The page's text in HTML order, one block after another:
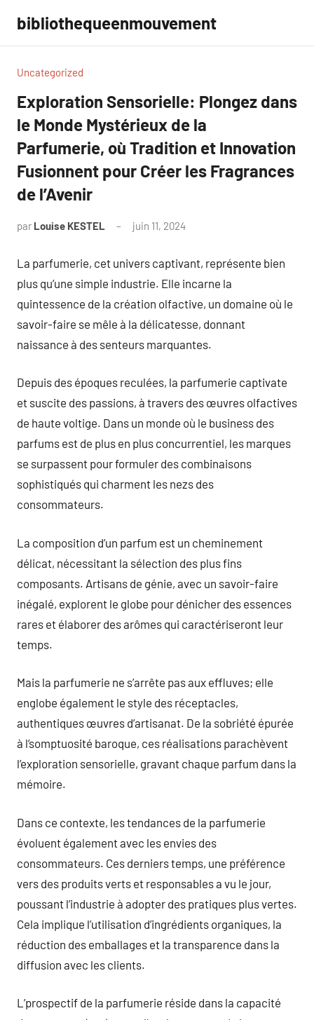
contenu
bibliothequeenmouvement
Uncategorized
Exploration Sensorielle: Plongez dans
le Monde Mystérieux de la
Parfumerie, où Tradition et Innovation
Fusionnent pour Créer les Fragrances
de l’Avenir
par Louise KESTEL juin 11, 2024
La parfumerie, cet univers captivant, représente bien
plus qu’une simple industrie. Elle incarne la
quintessence de la création olfactive, un domaine où le
savoir-faire se mêle à la délicatesse, donnant
naissance à des senteurs marquantes.
Depuis des époques reculées, la parfumerie captivate
et suscite des passions, à travers des œuvres olfactives
de haute voltige. Dans un monde où le business des
parfums est de plus en plus concurrentiel, les marques
se surpassent pour formuler des combinaisons
sophistiqués qui charment les nezs des
consommateurs.
La composition d’un parfum est un cheminement
délicat, nécessitant la sélection des plus fins
composants. Artisans de génie, avec un savoir-faire
inégalé, explorent le globe pour dénicher des essences
rares et élaborer des arômes qui caractériseront leur
temps.
Mais la parfumerie ne s’arrête pas aux effluves; elle
englobe également le style des réceptacles,
authentiques œuvres d’artisanat. De la sobriété épurée
à l’somptuosité baroque, ces réalisations parachèvent
l’exploration sensorielle, gravant chaque parfum dans la
mémoire.
Dans ce contexte, les tendances de la parfumerie
évoluent également avec les envies des
consommateurs. Ces derniers temps, une préférence
vers des produits verts et responsables a vu le jour,
poussant l’industrie à adopter des pratiques plus vertes.
Cela implique l’utilisation d’ingrédients organiques, la
réduction des emballages et la transparence dans la
diffusion avec les clients.
L’prospectif de la parfumerie réside dans la capacité